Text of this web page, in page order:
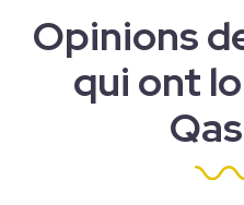
Opinions
qui ont